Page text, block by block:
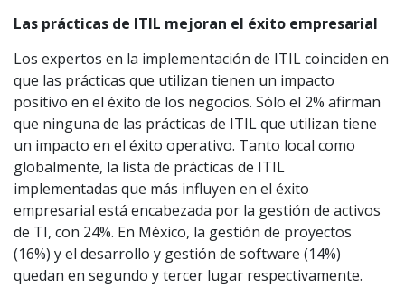
Las prácticas de ITIL mejoran el éxito empresarial
Los expertos en la implementación de ITIL coinciden en
que las prácticas que utilizan tienen un impacto
positivo en el éxito de los negocios. Sólo el 2% afirman
que ninguna de las prácticas de ITIL que utilizan tiene
un impacto en el éxito operativo. Tanto local como
globalmente, la lista de prácticas de ITIL
implementadas que más influyen en el éxito
empresarial está encabezada por la gestión de activos
de TI, con 24%. En México, la gestión de proyectos
(16%) y el desarrollo y gestión de software (14%)
quedan en segundo y tercer lugar respectivamente.